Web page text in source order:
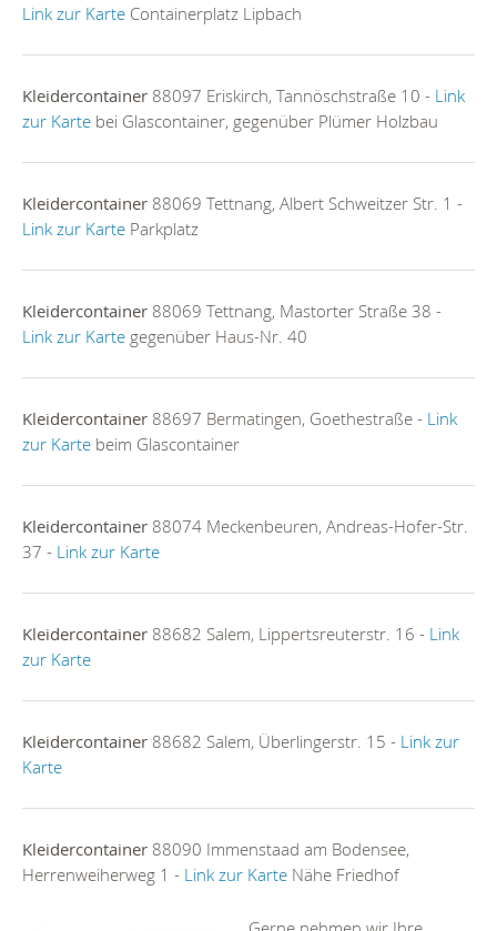
Link zur Karte Containerplatz Lipbach
Kleidercontainer 88097 Eriskirch, Tannöschstraße 10 - Link
zur Karte bei Glascontainer, gegenüber Plümer Holzbau
Kleidercontainer 88069 Tettnang, Albert Schweitzer Str. 1 -
Link zur Karte Parkplatz
Kleidercontainer 88069 Tettnang, Mastorter Straße 38 -
Link zur Karte gegenüber Haus-Nr. 40
Kleidercontainer 88697 Bermatingen, Goethestraße - Link
zur Karte beim Glascontainer
Kleidercontainer 88074 Meckenbeuren, Andreas-Hofer-Str.
37 - Link zur Karte
Kleidercontainer 88682 Salem, Lippertsreuterstr. 16 - Link
zur Karte
Kleidercontainer 88682 Salem, Überlingerstr. 15 - Link zur
Karte
Kleidercontainer 88090 Immenstaad am Bodensee,
Herrenweiherweg 1 - Link zur Karte Nähe Friedhof